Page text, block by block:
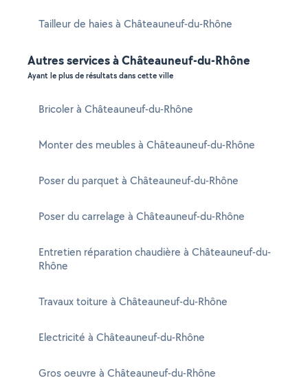
Tailleur de haies à Châteauneuf-du-Rhône
Autres services à Châteauneuf-du-Rhône
Ayant le plus de résultats dans cette ville
Bricoler à Châteauneuf-du-Rhône
Monter des meubles à Châteauneuf-du-Rhône
Poser du parquet à Châteauneuf-du-Rhône
Poser du carrelage à Châteauneuf-du-Rhône
Entretien réparation chaudière à Châteauneuf-du-
Rhône
Travaux toiture à Châteauneuf-du-Rhône
Electricité à Châteauneuf-du-Rhône
Gros oeuvre à Châteauneuf-du-Rhône